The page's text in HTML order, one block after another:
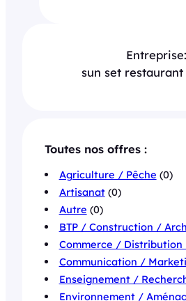
Entreprise:
sun set restaurant
Toutes nos offres :
Agriculture / Pêche (0)
Artisanat(0)
Autre (0)
BTP / Construction /
Commerce / Distribution
Communication /
Enseignement /
Environnement /